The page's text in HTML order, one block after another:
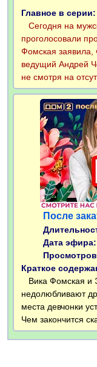
Главное в серии:
Сегодня на
проголосовали
Фомская заявила,
ведущий Андрей
не смотря на
После
Дата эфира:
Краткое
Вика Фомская и
недолюбливают
места девчонки
Чем закончится